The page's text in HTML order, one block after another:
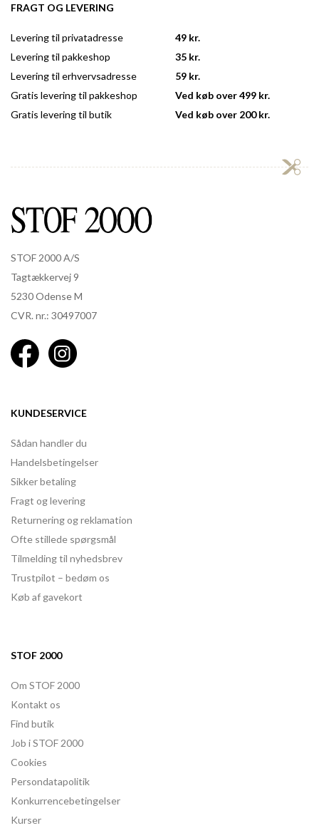
FRAGT OG LEVERING
Levering til privatadresse
Levering til pakkeshop
Levering til erhvervsadresse
Gratis levering til pakkeshop
Gratis levering til butik
49 kr.
35 kr.
59 kr.
Ved køb over 499 kr.
Ved køb over 200 kr.
STOF 2000 A/S
Tagtækkervej 9
5230 Odense M
CVR. nr.: 30497007
KUNDESERVICE
Sådan handler du
Handelsbetingelser
Sikker betaling
Fragt og levering
Returnering og reklamation
Ofte stillede spørgsmål
Tilmelding til nyhedsbrev
Trustpilot – bedøm os
Køb af gavekort
STOF 2000
Om STOF 2000
Kontakt os
Find butik
Job i STOF 2000
Cookies
Persondatapolitik
Konkurrencebetingelser
Kurser